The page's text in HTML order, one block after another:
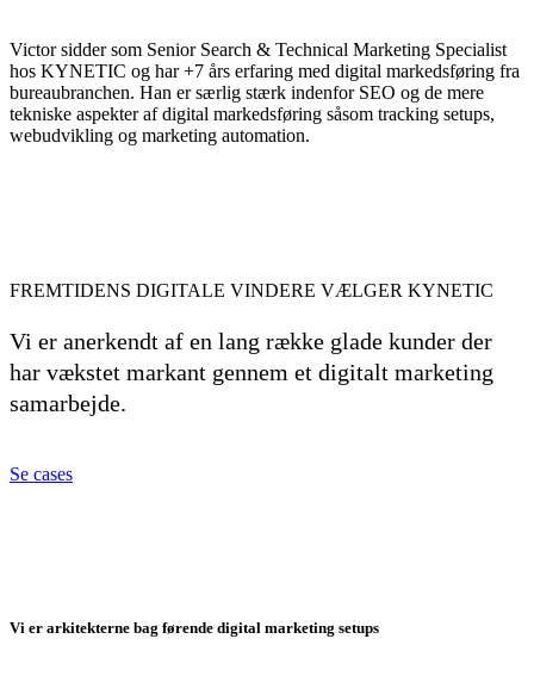
Victor sidder som Senior Search & Technical Marketing Specialist
hos KYNETIC og har +7 års erfaring med digital markedsføring fra
bureaubranchen. Han er særlig stærk indenfor SEO og de mere
tekniske aspekter af digital markedsføring såsom tracking setups,
webudvikling og marketing automation.
FREMTIDENS DIGITALE VINDERE VÆLGER KYNETIC
Vi er anerkendt af en lang række glade kunder der
har vækstet markant gennem et digitalt marketing
samarbejde.
Se cases
Vi er arkitekterne bag førende digital marketing setups